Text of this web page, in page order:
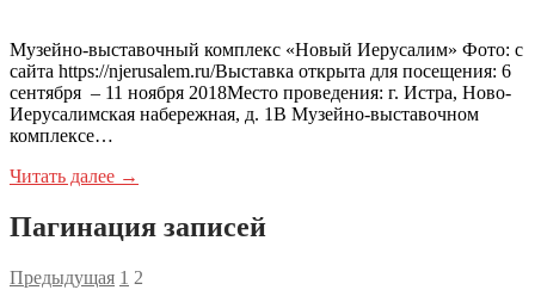
Музейно-выставочный комплекс «Новый Иерусалим» Фото: с
сайта https://njerusalem.ru/Выставка открыта для посещения: 6
сентября – 11 ноября 2018Место проведения: г. Истра, Ново-
Иерусалимская набережная, д. 1В Музейно-выставочном
комплексе…
Читать далее →
Пагинация записей
Предыдущая 1 2